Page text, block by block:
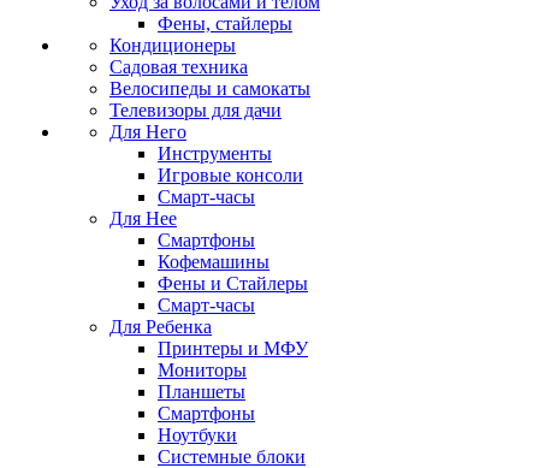
Фены, стайлеры
Кондиционеры
Садовая техника
Велосипеды и самокаты
Телевизоры для дачи
Для Него
Инструменты
Игровые консоли
Смарт-часы
Для Нее
Смартфоны
Кофемашины
Фены и Стайлеры
Смарт-часы
Для Ребенка
Принтеры и МФУ
Мониторы
Планшеты
Смартфоны
Ноутбуки
Системные блоки